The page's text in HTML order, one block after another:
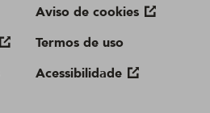
Aviso de cookies
Termos de uso
Acessibilidade